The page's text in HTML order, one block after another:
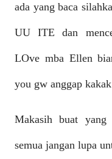
ada yang baca
UU ITE dan
LOve mba Ellen
you gw anggap
Makasih buat yang
semua jangan lupa